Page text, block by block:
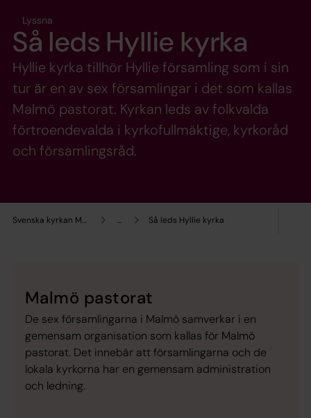
Svenska kyrkan Malmö ... Så leds Hyllie kyrka
Lyssna
Så leds Hyllie kyrka
Hyllie kyrka tillhör Hyllie församling som i sin
tur är en av sex församlingar i det som kallas
Malmö pastorat. Kyrkan leds av folkvalda
förtroendevalda i kyrkofullmäktige, kyrkoråd
och församlingsråd.
Malmö pastorat
De sex församlingarna i Malmö samverkar i en
gemensam organisation som kallas för Malmö
pastorat. Det innebär att församlingarna och de
lokala kyrkorna har en gemensam administration
och ledning.